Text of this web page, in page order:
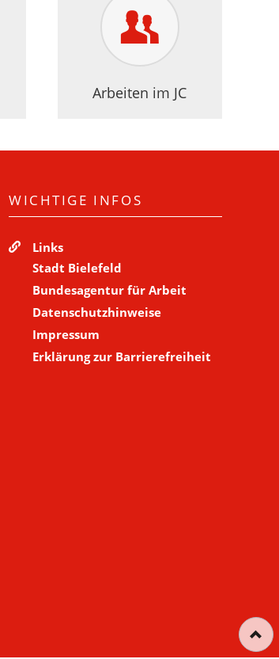
Arbeiten im JC
WICHTIGE INFOS
Links
Stadt Bielefeld
Bundesagentur für Arbeit
Datenschutzhinweise
Impressum
Erklärung zur Barrierefreiheit